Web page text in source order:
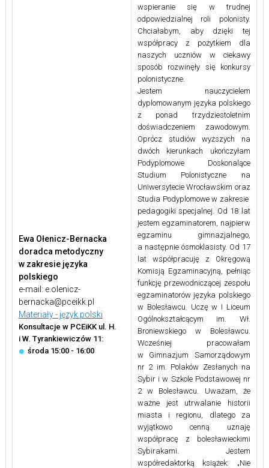
Ewa Ołenicz-Bernacka
doradca metodyczny
w zakresie języka
polskiego
e-mail: e.olenicz-
bernacka@pceikk.pl
Materiały - język polski
Konsultacje w PCEiKK ul. H.
i W. Tyrankiewiczów 11:
środa 15:00 - 16:00
wspieranie się w trudnej
odpowiedzialnej roli polonisty.
Chciałabym, aby dzięki tej
współpracy z pożytkiem dla
naszych uczniów w ciekawy
sposób rozwinęły się konkursy
polonistyczne.
Jestem nauczycielem
dyplomowanym języka polskiego
z ponad trzydziestoletnim
doświadczeniem zawodowym.
Oprócz studiów wyższych na
dwóch kierunkach ukończyłam
Podyplomowe Doskonalące
Studium Polonistyczne na
Uniwersytecie Wrocławskim oraz
Studia Podyplomowe w zakresie
pedagogiki specjalnej. Od 18 lat
jestem egzaminatorem, najpierw
egzaminu gimnazjalnego,
a następnie ósmoklasisty. Od 17
lat współpracuję z Okręgową
Komisją Egzaminacyjną, pełniąc
funkcję przewodniczącej zespołu
egzaminatorów języka polskiego
w Bolesławcu. Uczę w I Liceum
Ogólnokształcącym im. Wł.
Broniewskiego w Bolesławcu.
Wcześniej pracowałam
w Gimnazjum Samorządowym
nr 2 im. Polaków Zesłanych na
Sybir i w Szkole Podstawowej nr
2 w Bolesławcu. Uważam, że
ważne jest utrwalanie historii
miasta i regionu, dlatego za
wyjątkowo cenną uznaję
współpracę z bolesławieckimi
Sybirakami. Jestem
współredaktorką książek: „Nie